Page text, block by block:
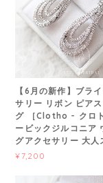
【6月の新作】ブラ
サリー リボン ピア
グ ［Clotho - クロ
ービックジルコニア
グアクセサリー 大人
¥7,200